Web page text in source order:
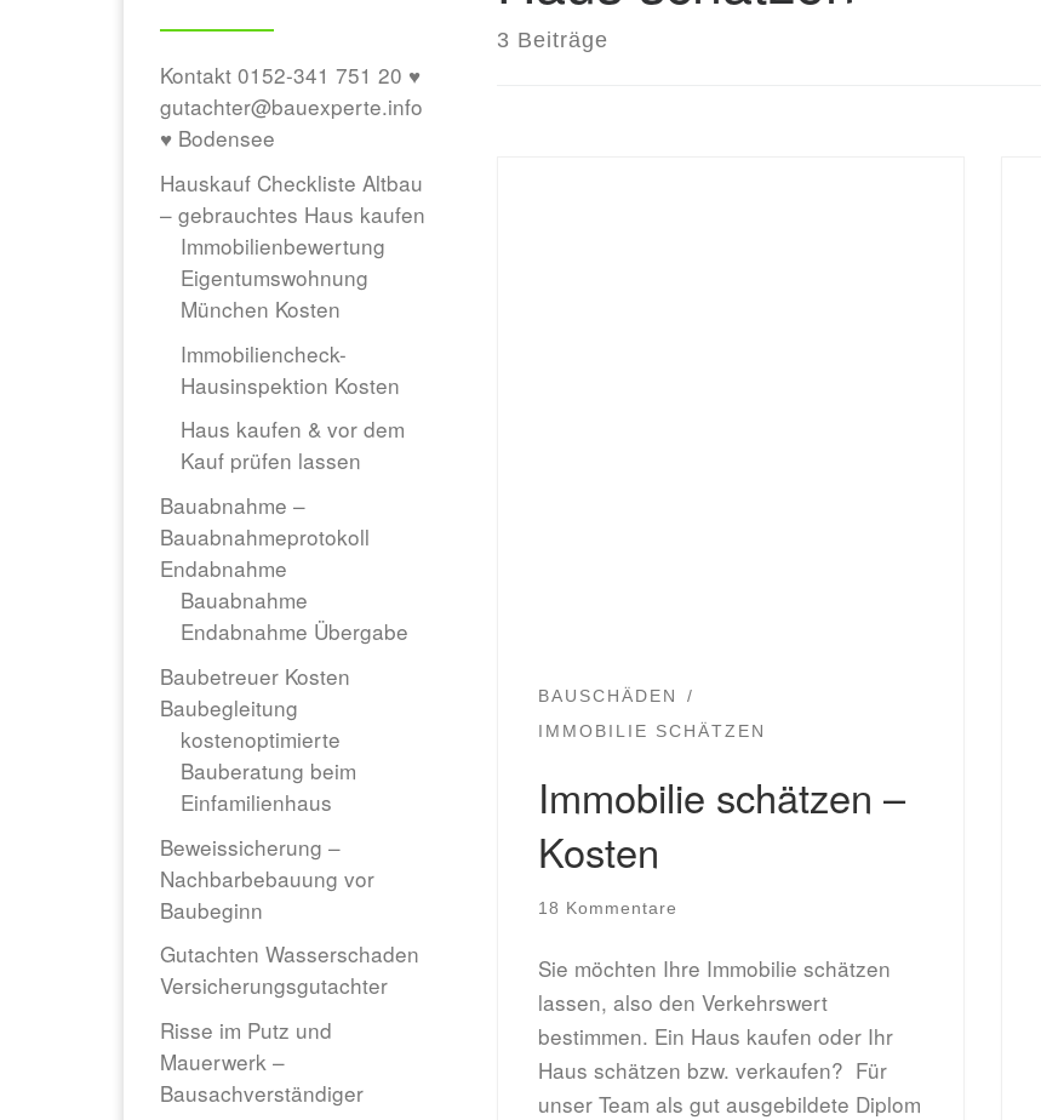
3 Beiträge
BAUSCHÄDEN
IMMOBILIE SCHÄTZEN
Immobilie schätzen –
Kosten
18 Kommentare
Sie möchten Ihre Immobilie schätzen
lassen, also den Verkehrswert
bestimmen. Ein Haus kaufen oder Ihr
Haus schätzen bzw. verkaufen? Für
unser Team als gut ausgebildete Diplom
Kontakt 0152-341 751 20 ♥
gutachter@bauexperte.info
♥ Bodensee
Hauskauf Checkliste Altbau
– gebrauchtes Haus kaufen
Immobilienbewertung
Eigentumswohnung
München Kosten
Immobiliencheck-
Hausinspektion Kosten
Haus kaufen & vor dem
Kauf prüfen lassen
Bauabnahme –
Bauabnahmeprotokoll
Endabnahme
Bauabnahme
Endabnahme Übergabe
Baubetreuer Kosten
Baubegleitung
kostenoptimierte
Bauberatung beim
Einfamilienhaus
Beweissicherung –
Nachbarbebauung vor
Baubeginn
Gutachten Wasserschaden
Versicherungsgutachter
Risse im Putz und
Mauerwerk –
Bausachverständiger